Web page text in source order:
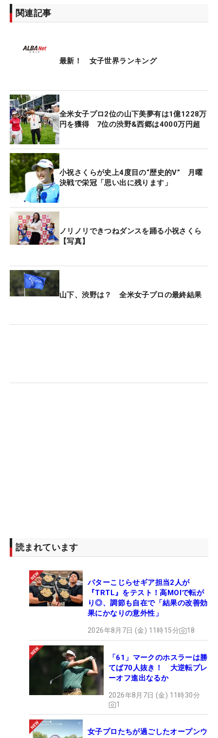
プロゴルフ選手権」の予選落ちを受けて同52位に後
退し出場権を逃した。また、小祝は出場をスキップ
全米女子プロで7位タイに入った西郷真央は10ラン
ランキング上位の資格でエビアン行きの切符を手に
している。
過去5年間のメジャー覇者、昨年大会のトップ10、
昨年大会以降のツアー優勝者といったほかの出場資
格を満たしている畑岡奈紗、笹生優花、古江彩佳、
渋野日向子がエントリー。さらに西郷と同じ米ツア
ーポイントランキングの枠で西村優菜、勝みなみも
参戦する。
「シェブロン選手権」では勝が9位タイ。「全米女
子オープン」では笹生が優勝に渋野2位。古江の6位
位、渋野と西郷が7位。日本勢がメジャーで躍進を
見せる中、フランスでは頂点を目指すことになる。
関連記事
最新！ 女子世界ランキング
全米女子プロ2位の山下美夢有は1億1228万
円を獲得 7位の渋野&西郷は4000万円超
小祝さくらが史上4度目の“歴史的V” 月曜
決戦で栄冠「思い出に残ります」
ノリノリできつねダンスを踊る小祝さくら
【写真】
山下、渋野は？ 全米女子プロの最終結果
読まれています
パターこじらせギア担当2人が
『TRTL』をテスト！高MOIで転が
り◎、調節も自在で「結果の改善効
果にかなりの意外性」
2026年8月7日 (金) 11時15分 18
「61」マークのホスラーは勝
てば70人抜き！ 大逆転プレ
ーオフ進出なるか
2026年8月7日 (金) 11時30分
1
女子プロたちが過ごしたオープンウ